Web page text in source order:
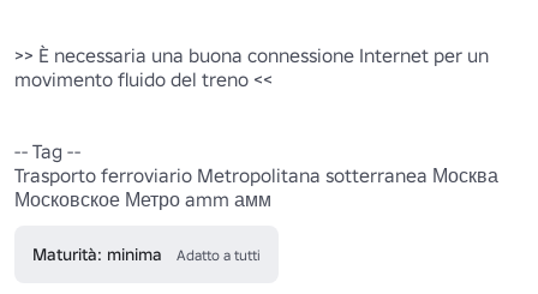
>> È necessaria una buona connessione Internet per un
movimento fluido del treno <<
-- Tag --
Trasporto ferroviario Metropolitana sotterranea Москва
Московское Метро amm амм
Maturità: minima Adatto a tutti